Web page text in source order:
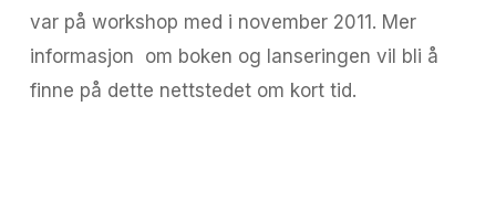
var på workshop med i november 2011. Mer
informasjon om boken og lanseringen vil bli å
finne på dette nettstedet om kort tid.